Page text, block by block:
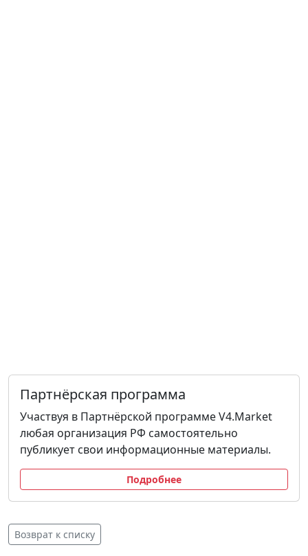
Партнёрская программа
Участвуя в Партнёрской программе V4.Market
любая организация РФ самостоятельно
публикует свои информационные материалы.
Подробнее
Возврат к списку